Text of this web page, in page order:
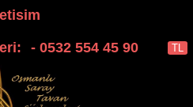
TL
- 0532 554 45 90